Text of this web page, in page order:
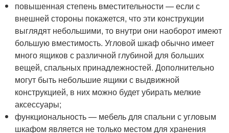
повышенная степень вместительности — если с
внешней стороны покажется, что эти конструкции
выглядят небольшими, то внутри они наоборот имеют
большую вместимость. Угловой шкаф обычно имеет
много ящиков с различной глубиной для больших
вещей, спальных принадлежностей. Дополнительно
могут быть небольшие ящики с выдвижной
конструкцией, в них можно будет убирать мелкие
аксессуары;
функциональность — мебель для спальни с угловым
шкафом является не только местом для хранения